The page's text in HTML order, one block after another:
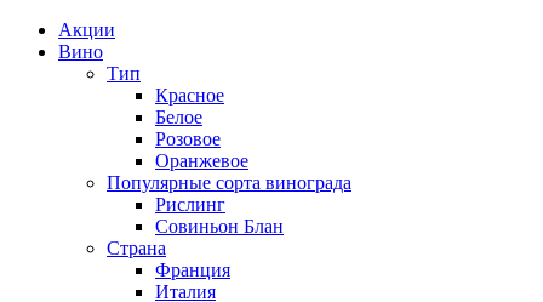
Акции
Вино
Тип
Красное
Белое
Розовое
Оранжевое
Популярные сорта винограда
Рислинг
Совиньон Блан
Страна
Франция
Италия